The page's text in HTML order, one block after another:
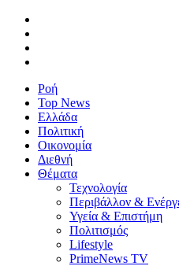
Ροή
Top News
Ελλάδα
Πολιτική
Οικονομία
Διεθνή
Θέματα
Τεχνολογία
Περιβάλλον &
Υγεία & Επιστήμη
Πολιτισμός
Lifestyle
PrimeNews TV